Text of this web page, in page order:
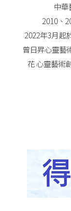
中華
2010、
2022年3月起
曾日昇心靈藝
花 心靈藝術